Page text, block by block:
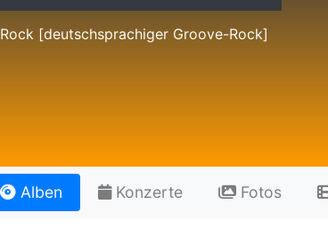
Rock [deutschsprachiger Groove-Rock]
Alben Konzerte Fotos